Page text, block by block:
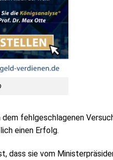
fehlgeschlagenen
einen Erfolg.
dass sie vom